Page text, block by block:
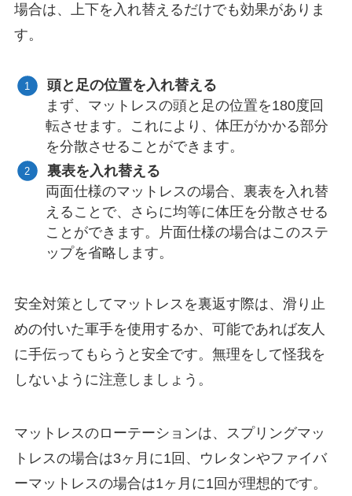
場合は、上下を入れ替えるだけでも効果がありま
す。
頭と足の位置を入れ替える
まず、マットレスの頭と足の位置を180度回
転させます。これにより、体圧がかかる部分
を分散させることができます。
裏表を入れ替える
両面仕様のマットレスの場合、裏表を入れ替
えることで、さらに均等に体圧を分散させる
ことができます。片面仕様の場合はこのステ
ップを省略します。
安全対策としてマットレスを裏返す際は、滑り止
めの付いた軍手を使用するか、可能であれば友人
に手伝ってもらうと安全です。無理をして怪我を
しないように注意しましょう。
マットレスのローテーションは、スプリングマッ
トレスの場合は3ヶ月に1回、ウレタンやファイバ
ーマットレスの場合は1ヶ月に1回が理想的です。